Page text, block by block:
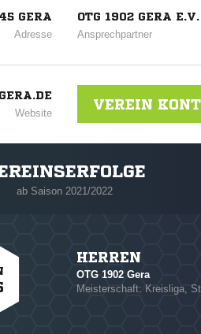
GERA
Adresse
OTG 1902 GERA E.V.
Ansprechpartner
Website
VEREIN
ab Saison 2021/2022
HERREN
OTG 1902 Gera
Meisterschaft: Kreisliga,